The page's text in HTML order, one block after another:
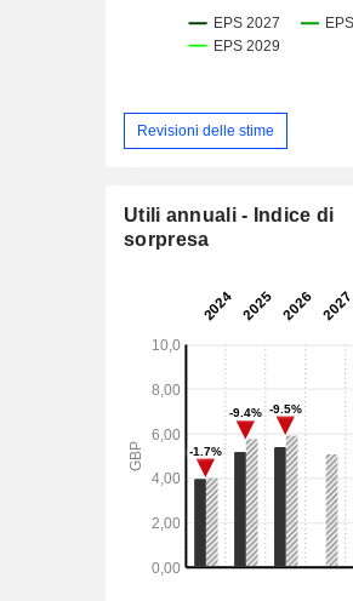
Revisioni delle stime
Utili annuali - Indice di
sorpresa